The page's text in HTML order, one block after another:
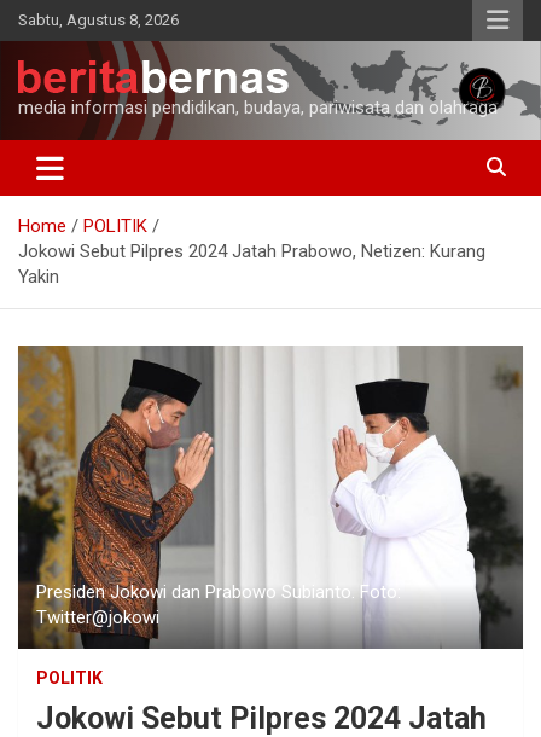
Skip
to
content
Sabtu, Agustus 8, 2026
media informasi pendidikan, budaya, pariwisata dan olahraga
Home
POLITIK
Jokowi Sebut Pilpres 2024 Jatah Prabowo, Netizen: Kurang
Yakin
Presiden Jokowi dan Prabowo Subianto. Foto:
Twitter@jokowi
POLITIK
Jokowi Sebut Pilpres 2024 Jatah